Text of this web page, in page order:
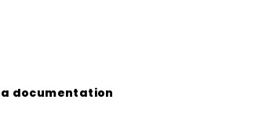
documentation